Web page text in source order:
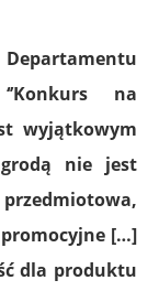
na
wyjątkowym
nie jest
[…]
dla produktu